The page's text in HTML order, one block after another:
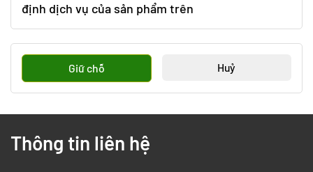
định dịch vụ của sản phẩm trên
Giữ chỗ Huỷ
Thông tin liên hệ